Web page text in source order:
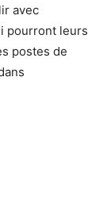
avec
pourront leurs
postes de